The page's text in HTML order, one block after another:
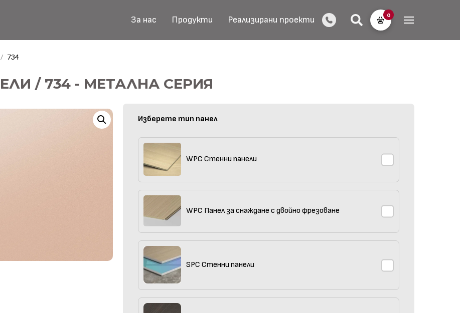
За нас Продукти Реализирани проекти 0
/ 734
/ 734 - МЕТАЛНА СЕРИЯ
Изберете тип панел
WPC Стенни панели
WPC Панел за снаждане с двойно фрезоване
SPC Стенни панели